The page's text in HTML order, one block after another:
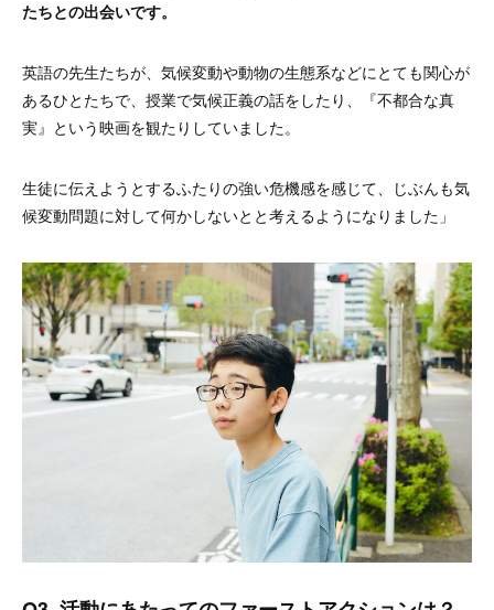
たちとの出会いです。
英語の先生たちが、気候変動や動物の生態系などにとても関心が
あるひとたちで、授業で気候正義の話をしたり、『不都合な真
実』という映画を観たりしていました。
生徒に伝えようとするふたりの強い危機感を感じて、じぶんも気
候変動問題に対して何かしないとと考えるようになりました」